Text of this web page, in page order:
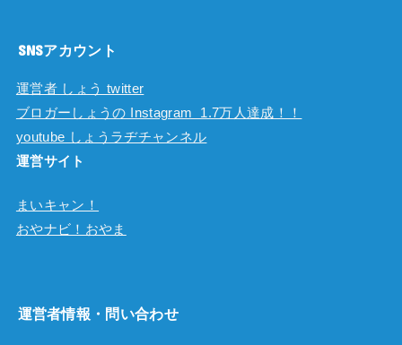
SNSアカウント
運営者 しょう twitter
ブロガーしょうの Instagram 1.7万人達成！！
youtube しょうラヂチャンネル
運営サイト
まいキャン！
おやナビ！おやま
運営者情報・問い合わせ